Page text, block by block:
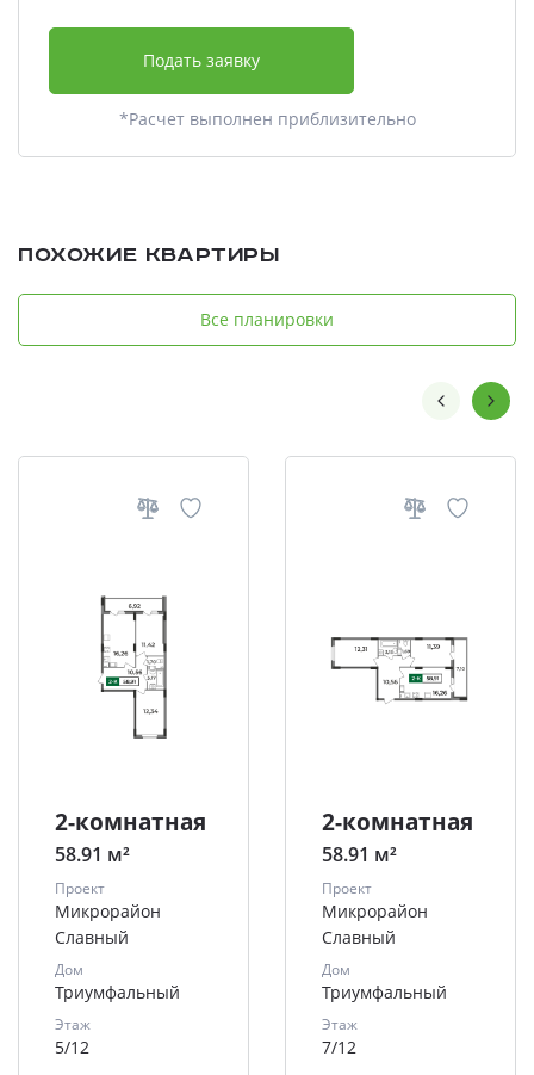
Подать заявку
*Расчет выполнен приблизительно
Похожие квартиры
Все планировки
2-комнатная
58.91 м²
Проект
Микрорайон
Славный
Дом
Триумфальный
Этаж
5/12
2-комнатная
58.91 м²
Проект
Микрорайон
Славный
Дом
Триумфальный
Этаж
7/12